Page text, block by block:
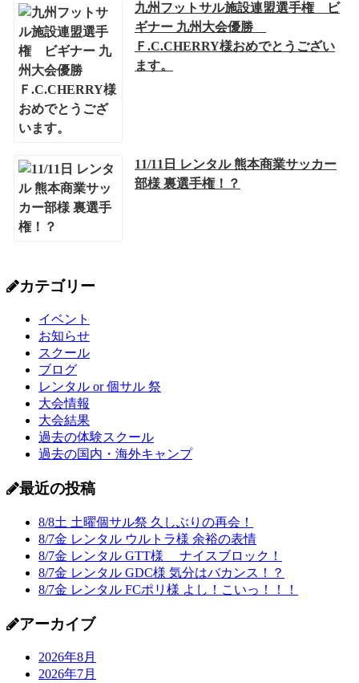
九州フットサル施設連盟選手権 ビ
ギナー 九州大会優勝
Ｆ.C.CHERRY様おめでとうござい
ます。
11/11日 レンタル 熊本商業サッカー
部様 裏選手権！？
カテゴリー
イベント
お知らせ
スクール
ブログ
レンタル or 個サル 祭
大会情報
大会結果
過去の体験スクール
過去の国内・海外キャンプ
最近の投稿
8/8土 土曜個サル祭 久しぶりの再会！
8/7金 レンタル ウルトラ様 余裕の表情
8/7金 レンタル GTT様 ナイスブロック！
8/7金 レンタル GDC様 気分はバカンス！？
8/7金 レンタル FCポリ様 よし！こいっ！！！
アーカイブ
2026年8月
2026年7月